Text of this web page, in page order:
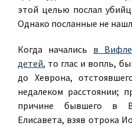
этой целью послал
Однако посланные не
Когда начались в
детей, то глас и вопль,
до Хеврона,
недалеком расстоянии;
причине бывшего в
Елисавета, взяв отрока